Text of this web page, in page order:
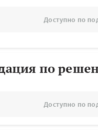
Доступно по
по
Доступно по